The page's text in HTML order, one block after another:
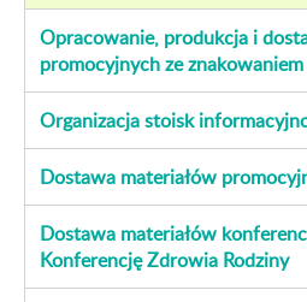
Opracowanie, produkcja i
promocyjnych ze znakowaniem
Organizacja stoisk
Dostawa materiałów
Dostawa materiałów
Konferencję Zdrowia Rodziny